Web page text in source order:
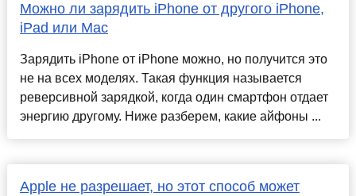
Можно ли зарядить iPhone от другого iPhone,
iPad или Mac
Зарядить iPhone от iPhone можно, но получится это
не на всех моделях. Такая функция называется
реверсивной зарядкой, когда один смартфон отдает
энергию другому. Ниже разберем, какие айфоны ...
Apple не разрешает, но этот способ может